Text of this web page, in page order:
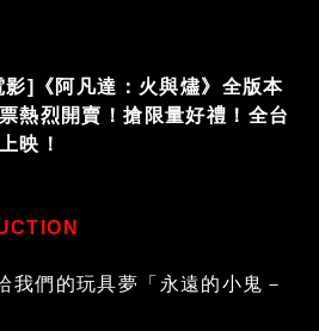
影]《阿凡達：火與燼》全版本
熱烈開賣！搶限量好禮！全台
映！
我們的玩具夢「永遠的小鬼－